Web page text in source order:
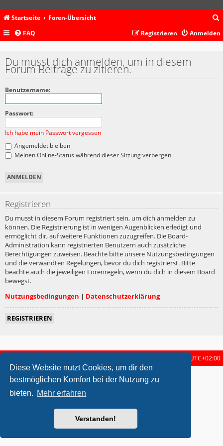
Diese Website nutzt Cookies, um dir den
bestmöglichen Komfort bei der Nutzung zu
bieten. Mehr erfahren
Verstanden!
Startseite Foren-Übersicht
c
FAQ Anmelden
Registrieren
Du musst dich anmelden, um in diesem
Forum Beiträge zu zitieren.
Benutzername:
Passwort:
Ich habe mein Passwort vergessen
Angemeldet bleiben
Meinen Online-Status während dieser Sitzung verbergen
Registrieren
Du musst in diesem Forum registriert sein, um dich anmelden zu
können. Die Registrierung ist in wenigen Augenblicken erledigt und
ermöglicht dir, auf weitere Funktionen zuzugreifen. Die Board-
Administration kann registrierten Benutzern auch zusätzliche
Berechtigungen zuweisen. Beachte bitte unsere Nutzungsbedingungen
und die verwandten Regelungen, bevor du dich registrierst. Bitte
beachte auch die jeweiligen Forenregeln, wenn du dich in diesem Board
bewegst.
Nutzungsbedingungen | Datenschutzerklärung
REGISTRIEREN
UTC+02:00
metrolike style by Eric Seguin Updated for phpBB3.2 by
Powered byphpBB ® Forum Software © phpBB Limited
Deutsche Übersetzung durch